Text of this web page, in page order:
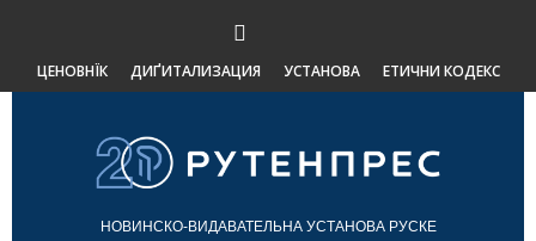
ЦЕНОВНЇК ДИҐИТАЛИЗАЦИЯ УСТАНОВА ЕТИЧНИ КОДЕКС
НОВИНСКО-ВИДАВАТЕЛЬНА УСТАНОВА РУСКЕ